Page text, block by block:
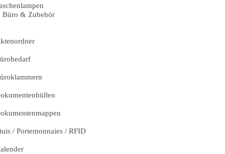
Büro & Zubehör
/ Portemonnaies / RFID